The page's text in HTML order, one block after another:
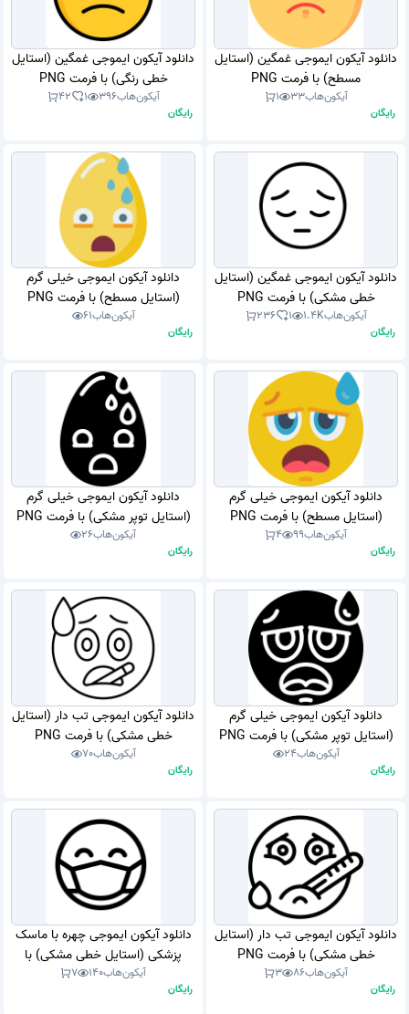
دانلود آیکون ایموجی غمگین (استایل
مسطح) با فرمت PNG
آیکون‌هاب33
1
رایگان
دانلود آیکون ایموجی غمگین (استایل
خطی رنگی) با فرمت PNG
آیکون‌هاب396
1
42
رایگان
دانلود آیکون ایموجی غمگین (استایل
خطی مشکی) با فرمت PNG
آیکون‌هاب1.4K
1
236
رایگان
دانلود آیکون ایموجی خیلی گرم
(استایل مسطح) با فرمت PNG
آیکون‌هاب61
رایگان
دانلود آیکون ایموجی خیلی گرم
(استایل مسطح) با فرمت PNG
آیکون‌هاب99
4
رایگان
دانلود آیکون ایموجی خیلی گرم
(استایل توپر مشکی) با فرمت PNG
آیکون‌هاب26
رایگان
دانلود آیکون ایموجی خیلی گرم
(استایل توپر مشکی) با فرمت PNG
آیکون‌هاب24
رایگان
دانلود آیکون ایموجی تب دار (استایل
خطی مشکی) با فرمت PNG
آیکون‌هاب70
رایگان
دانلود آیکون ایموجی تب دار (استایل
خطی مشکی) با فرمت PNG
آیکون‌هاب86
3
رایگان
دانلود آیکون ایموجی چهره با ماسک
پزشکی (استایل خطی مشکی) با
فرمت PNG
آیکون‌هاب140
7
رایگان